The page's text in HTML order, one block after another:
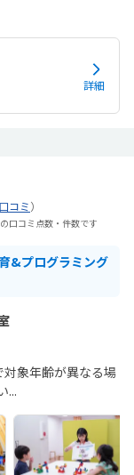
た。月1度と思うと
る予定ですとのこ
ともっと良いなと
い...
詳細
コミ）
口コミ点数・件数です
&プログラミング
象年齢が異なる場
...